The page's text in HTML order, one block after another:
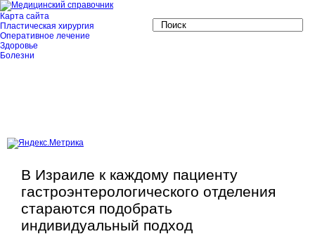
Карта сайта
Пластическая хирургия
Оперативное лечение
Здоровье
Болезни
В Израиле к каждому пациенту
гастроэнтерологического отделения
стараются подобрать
индивидуальный подход